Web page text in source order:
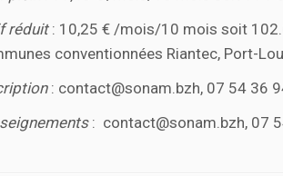
réduit: 10,25 € /mois/10 mois soit
conventionnées Riantec, Port-
: contact@sonam.bzh, 07 54 36
: contact@sonam.bzh, 07